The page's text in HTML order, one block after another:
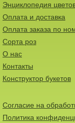
Энциклопедия
Оплата и доставка
Оплата заказа по
Сорта роз
О нас
Контакты
Конструктор букетов
Согласие на
Политика